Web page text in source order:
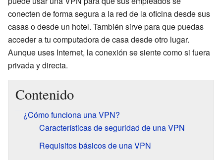
conecten de forma segura a la red de la oficina desde sus
casas o desde un hotel. También sirve para que puedas
acceder a tu computadora de casa desde otro lugar.
Aunque uses Internet, la conexión se siente como si fuera
privada y directa.
Contenido
¿Cómo funciona una VPN?
Características de seguridad de una VPN
Requisitos básicos de una VPN